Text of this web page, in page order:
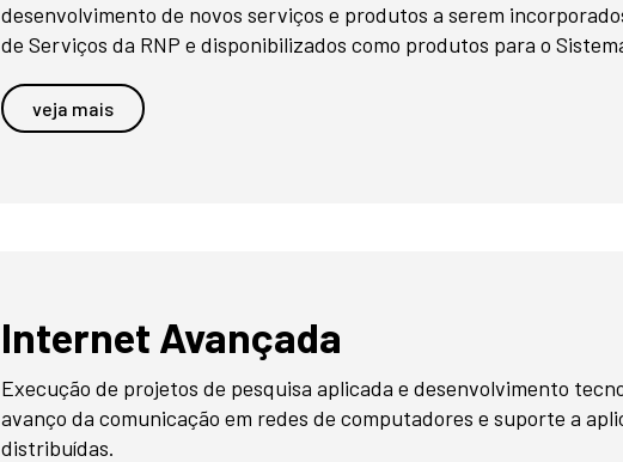
desenvolvimento de novos serviços e produtos a serem
de Serviços da RNP e disponibilizados como produtos para o
veja mais
Internet Avançada
Execução de projetos de pesquisa aplicada e desenvolvimento
avanço da comunicação em redes de computadores e suporte a
distribuídas.